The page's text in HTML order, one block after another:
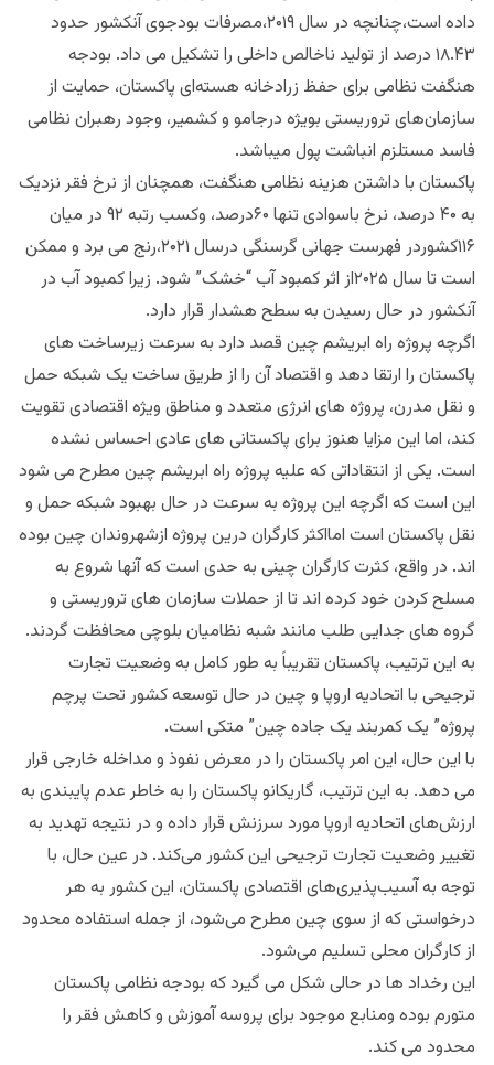
داده است،چنانچه در سال ۲۰۱۹،مصرفات بودجوی آنکشور حدود
۱۸.۴۳ درصد از تولید ناخالص داخلی را تشکیل می داد. بودجه
هنگفت نظامی برای حفظ زرادخانه هسته‌ای پاکستان، حمایت از
سازمان‌های تروریستی بویژه درجامو و کشمیر، وجود رهبران نظامی
فاسد مستلزم انباشت پول میباشد.
پاکستان با داشتن هزینه نظامی هنگفت، همچنان از نرخ فقر نزدیک
به ۴۰ درصد، نرخ باسوادی تنها ۶۰درصد، وکسب رتبه ۹۲ در میان
۱۱۶کشوردر فهرست جهانی گرسنگی درسال ۲۰۲۱،رنج می برد و ممکن
است تا سال ۲۰۲۵از اثر کمبود آب “خشک” شود. زیرا کمبود آب در
آنکشور در حال رسیدن به سطح هشدار قرار دارد.
اگرچه پروژه راه ابریشم چین قصد دارد به سرعت زیرساخت های
پاکستان را ارتقا دهد و اقتصاد آن را از طریق ساخت یک شبکه حمل
و نقل مدرن، پروژه های انرژی متعدد و مناطق ویژه اقتصادی تقویت
کند، اما این مزایا هنوز برای پاکستانی های عادی احساس نشده
است. یکی از انتقاداتی که علیه پروژه راه ابریشم چین مطرح می شود
این است که اگرچه این پروژه به سرعت در حال بهبود شبکه حمل و
نقل پاکستان است امااکثر کارگران درین پروژه ازشهروندان چین بوده
اند. در واقع، کثرت کارگران چینی به حدی است که آنها شروع به
مسلح کردن خود کرده اند تا از حملات سازمان های تروریستی و
گروه های جدایی طلب مانند شبه نظامیان بلوچی محافظت گردند.
به این ترتیب، پاکستان تقریباً به طور کامل به وضعیت تجارت
ترجیحی با اتحادیه اروپا و چین در حال توسعه کشور تحت پرچم
پروژه” یک کمربند یک جاده چین” متکی است.
با این حال، این امر پاکستان را در معرض نفوذ و مداخله خارجی قرار
می دهد. به این ترتیب، گاریکانو پاکستان را به خاطر عدم پایبندی به
ارزش‌های اتحادیه اروپا مورد سرزنش قرار داده و در نتیجه تهدید به
تغییر وضعیت تجارت ترجیحی این کشور می‌کند. در عین حال، با
توجه به آسیب‌پذیری‌های اقتصادی پاکستان، این کشور به هر
درخواستی که از سوی چین مطرح می‌شود، از جمله استفاده محدود
از کارگران محلی تسلیم می‌شود.
این رخداد ها در حالی شکل می گیرد که بودجه نظامی پاکستان
متورم بوده ومنابع موجود برای پروسه آموزش و کاهش فقر را
محدود می کند.